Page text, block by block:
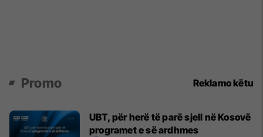
Promo Reklamo këtu
UBT, për herë të parë sjell në Kosovë
programet e së ardhmes